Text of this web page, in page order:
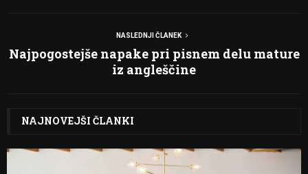
NASLEDNJI ČLANEK
Najpogostejše napake pri pisnem delu mature
iz angleščine
NAJNOVEJŠI ČLANKI